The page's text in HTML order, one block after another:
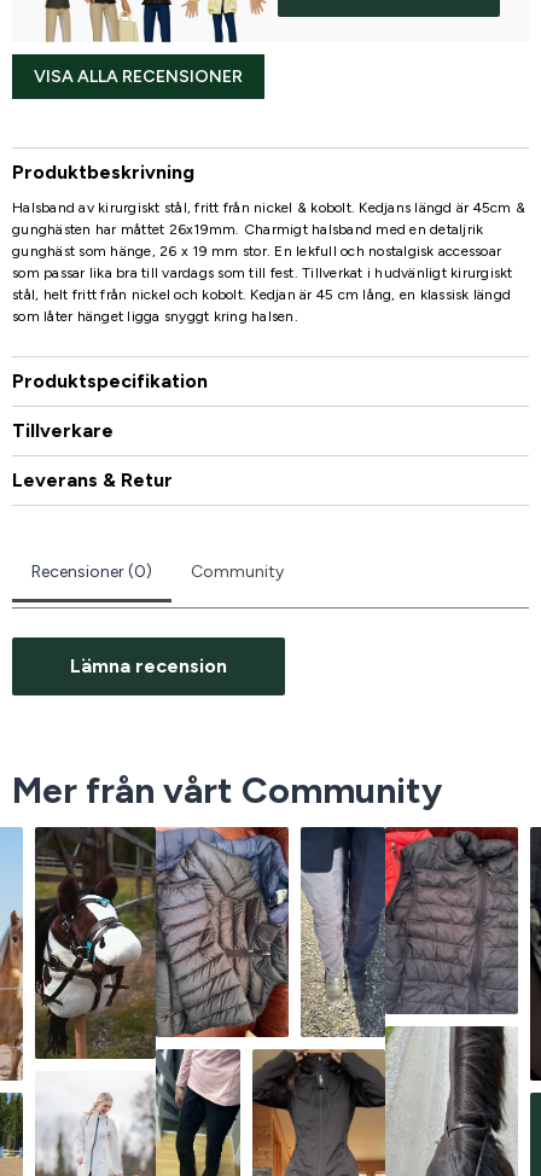
VISA ALLA RECENSIONER
Produktbeskrivning
Halsband av kirurgiskt stål, fritt från nickel & kobolt. Kedjans längd är 45cm &
gunghästen har måttet 26x19mm. Charmigt halsband med en detaljrik
gunghäst som hänge, 26 x 19 mm stor. En lekfull och nostalgisk accessoar
som passar lika bra till vardags som till fest. Tillverkat i hudvänligt kirurgiskt
stål, helt fritt från nickel och kobolt. Kedjan är 45 cm lång, en klassisk längd
som låter hänget ligga snyggt kring halsen.
Produktspecifikation
Tillverkare
Leverans & Retur
Recensioner (0) Community
Lämna recension
Mer från vårt Community